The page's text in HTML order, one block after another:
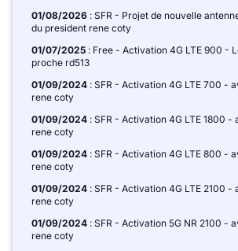
01/08/2026 : SFR - Projet de nouvelle
du president rene coty
01/07/2025 : Free - Activation 4G LTE 900 -
proche rd513
01/09/2024 : SFR - Activation 4G LTE 700 -
rene coty
01/09/2024 : SFR - Activation 4G LTE 1800 -
rene coty
01/09/2024 : SFR - Activation 4G LTE 800 -
rene coty
01/09/2024 : SFR - Activation 4G LTE 2100 -
rene coty
01/09/2024 : SFR - Activation 5G NR 2100 -
rene coty